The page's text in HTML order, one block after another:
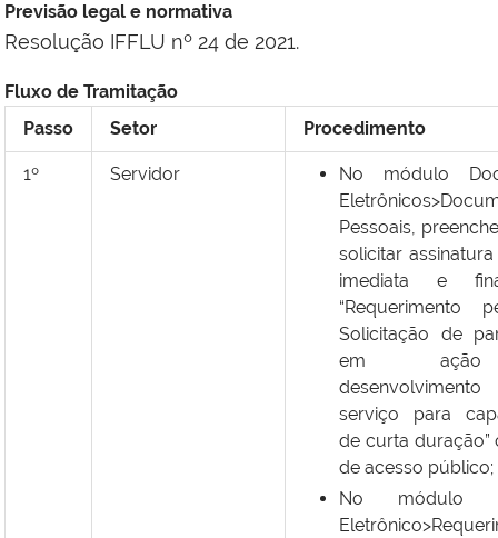
Previsão legal e normativa
Resolução IFFLU nº 24 de 2021.
Fluxo de Tramitação
Passo
Setor Procedimento
1º Servidor
No módulo
Pessoais,
solicitar
imediata e
“Requerimento
Solicitação de
em
serviço para
de curta duração”
de acesso público;
No módulo